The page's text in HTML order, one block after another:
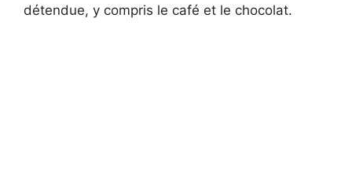
détendue, y compris le café et le chocolat.